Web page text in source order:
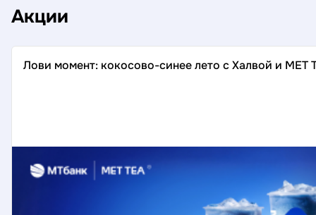
Акции
Лови момент: кокосово-синее лето с Халвой и MET